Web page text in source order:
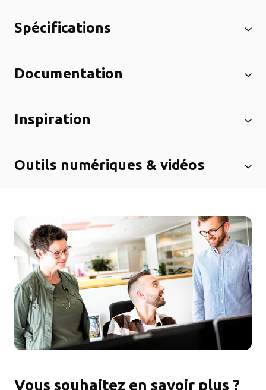
Spécifications
Documentation
Inspiration
Outils numériques & vidéos
Vous souhaitez en savoir plus ?